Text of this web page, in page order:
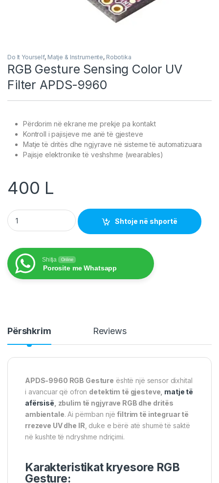
Do It Yourself, Matje & Instrumente, Robotika
RGB Gesture Sensing Color UV
Filter APDS-9960
Përdorim në ekrane me prekje pa kontakt
Kontroll i pajisjeve me anë të gjesteve
Matje të dritës dhe ngjyrave në sisteme të automatizuara
Pajisje elektronike të veshshme (wearables)
400 L
RGB Gesture Sensing Color UV Filter APDS-9960 quantity
Shtoje në shportë
Shitja Online
Porosite me Whatsapp
Përshkrim Reviews
APDS-9960 RGB Gesture është një sensor dixhital
i avancuar që ofron detektim të gjesteve, matje të
afërsisë , zbulim të ngjyrave RGB dhe dritës
ambientale. Ai përmban njëfiltrim të integruar të
rrezeve UV dhe IR , duke e bërë atë shumë të saktë
në kushte të ndryshme ndriçimi.
Karakteristikat kryesore RGB
Gesture: